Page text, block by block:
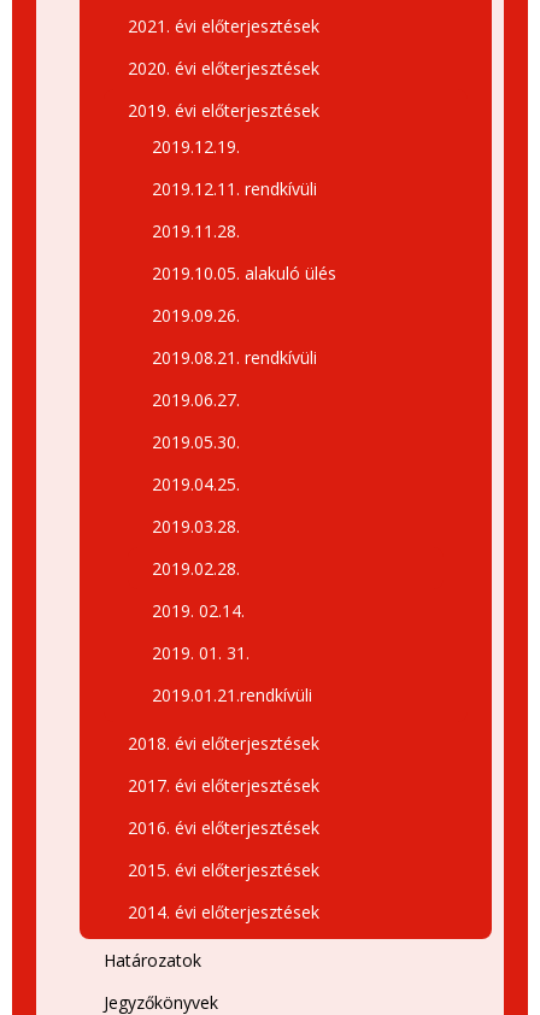
2021. évi előterjesztések
2020. évi előterjesztések
2019. évi előterjesztések
2019.12.19.
2019.12.11. rendkívüli
2019.11.28.
2019.10.05. alakuló ülés
2019.09.26.
2019.08.21. rendkívüli
2019.06.27.
2019.05.30.
2019.04.25.
2019.03.28.
2019.02.28.
2019. 02.14.
2019. 01. 31.
2019.01.21.rendkívüli
2018. évi előterjesztések
2017. évi előterjesztések
2016. évi előterjesztések
2015. évi előterjesztések
2014. évi előterjesztések
Határozatok
Jegyzőkönyvek